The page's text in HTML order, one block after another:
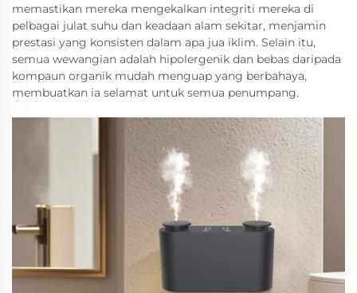
memastikan mereka mengekalkan integriti mereka di
pelbagai julat suhu dan keadaan alam sekitar, menjamin
prestasi yang konsisten dalam apa jua iklim. Selain itu,
semua wewangian adalah hipolergenik dan bebas daripada
kompaun organik mudah menguap yang berbahaya,
membuatkan ia selamat untuk semua penumpang.